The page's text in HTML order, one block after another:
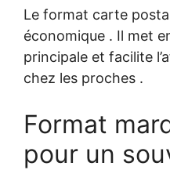
Le format carte
économique . Il met
principale et facilite
chez les proches .
Format
pour un